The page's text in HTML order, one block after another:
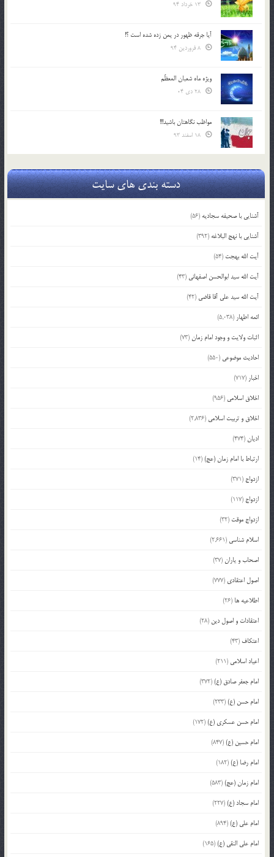
آیا جرقه ظهور در یمن زده شده است ؟!
ویژه ماه شعبان المعظّم
مواظب نگاهتان باشید!!!
دسته بندی های سایت
آشنایی با صحیفه سجادیه (56)
آشنایی با نهج البلاغه (392)
آیت الله بهجت (54)
آیت الله سید ابوالحسن اصفهانی (43)
آیت الله سید علی آقا قاضی (42)
ائمه اطهار (5,038)
اثبات ولایت و وجود امام زمان(73)
احادیث موضوعی (550)
اخبار (717)
اخلاق اسلامی (956)
اخلاق و تربیت اسلامی (2,836)
ادیان(474)
ارتباط با امام زمان (عج)(14)
ازدواج (371)
ازدواج (117)
ازدواج موقت (32)
اسلام شناسی (2,661)
اصحاب و یاران(37)
اصول اعتقادی (777)
اطلاعیه ها (26)
اعتقادات و اصول دین (28)
اعتکاف (43)
اعیاد اسلامی (211)
امام جعفر صادق (ع)(372)
امام حسن (ع)(233)
امام حسن عسکری (ع)(172)
امام حسین (ع)(847)
امام رضا (ع)(182)
امام زمان (عج)(583)
امام سجاد (ع)(227)
امام علی (ع)(894)
امام علی النقی (ع)(165)